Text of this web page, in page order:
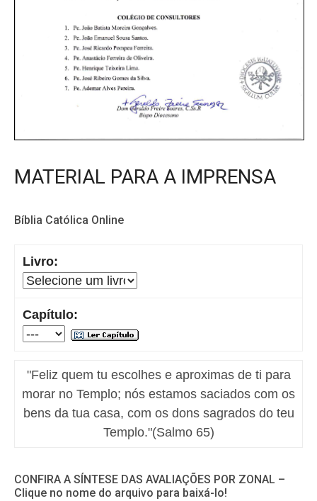
MATERIAL PARA A IMPRENSA
Bíblia Católica Online
Livro:
Capítulo:
"Feliz quem tu escolhes e aproximas de ti para
morar no Templo; nós estamos saciados com os
bens da tua casa, com os dons sagrados do teu
Templo."(Salmo 65)
CONFIRA A SÍNTESE DAS AVALIAÇÕES POR ZONAL –
Clique no nome do arquivo para baixá-lo!